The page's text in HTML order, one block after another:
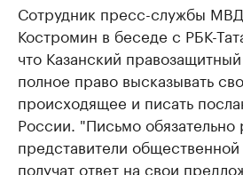
Сотрудник пресс-службы
Костромин в беседе с РБК-
что Казанский
полное право высказывать
происходящее и писать
России. "Письмо обязательно
представители
получат ответ на свои